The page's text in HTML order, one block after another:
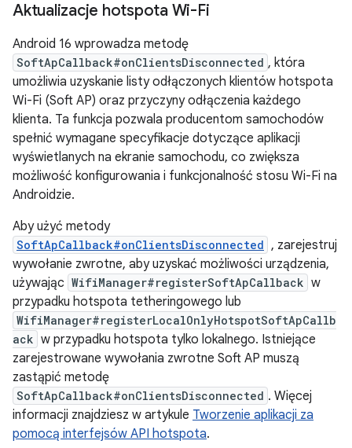
Aktualizacje hotspota Wi-Fi
Android 16 wprowadza metodę
SoftApCallback#onClientsDisconnected , która
umożliwia uzyskanie listy odłączonych klientów hotspota
Wi-Fi (Soft AP) oraz przyczyny odłączenia każdego
klienta. Ta funkcja pozwala producentom samochodów
spełnić wymagane specyfikacje dotyczące aplikacji
wyświetlanych na ekranie samochodu, co zwiększa
możliwość konfigurowania i funkcjonalność stosu Wi-Fi na
Androidzie.
Aby użyć metody
SoftApCallback#onClientsDisconnected , zarejestruj
wywołanie zwrotne, aby uzyskać możliwości urządzenia,
używając WifiManager#registerSoftApCallback w
przypadku hotspota tetheringowego lub
WifiManager#registerLocalOnlyHotspotSoftApCallb
ack w przypadku hotspota tylko lokalnego. Istniejące
zarejestrowane wywołania zwrotne Soft AP muszą
zastąpić metodę
SoftApCallback#onClientsDisconnected . Więcej
informacji znajdziesz w artykule Tworzenie aplikacji za
pomocą interfejsów API hotspota.